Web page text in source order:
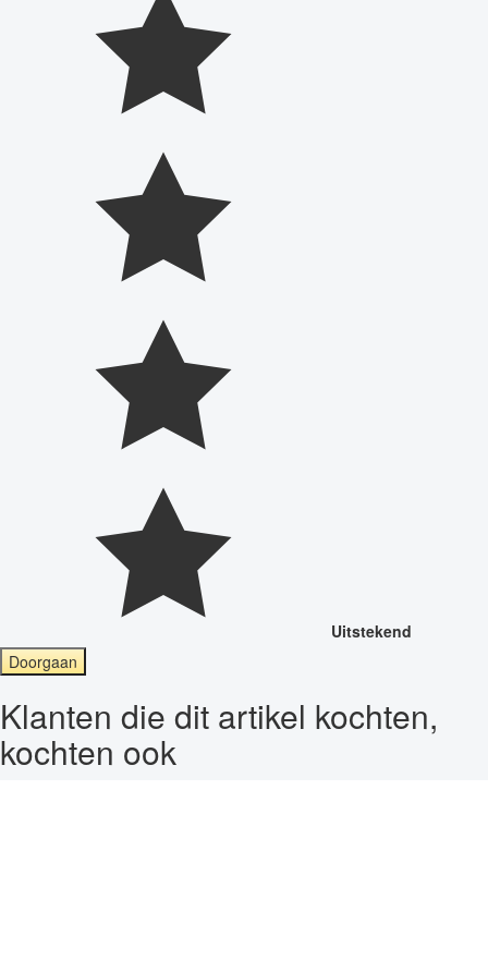
Uitstekend
Doorgaan
Klanten die dit artikel kochten,
kochten ook